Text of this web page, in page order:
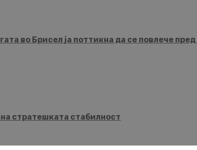
Брисел ја поттикна да се повлече пред
стратешката стабилност